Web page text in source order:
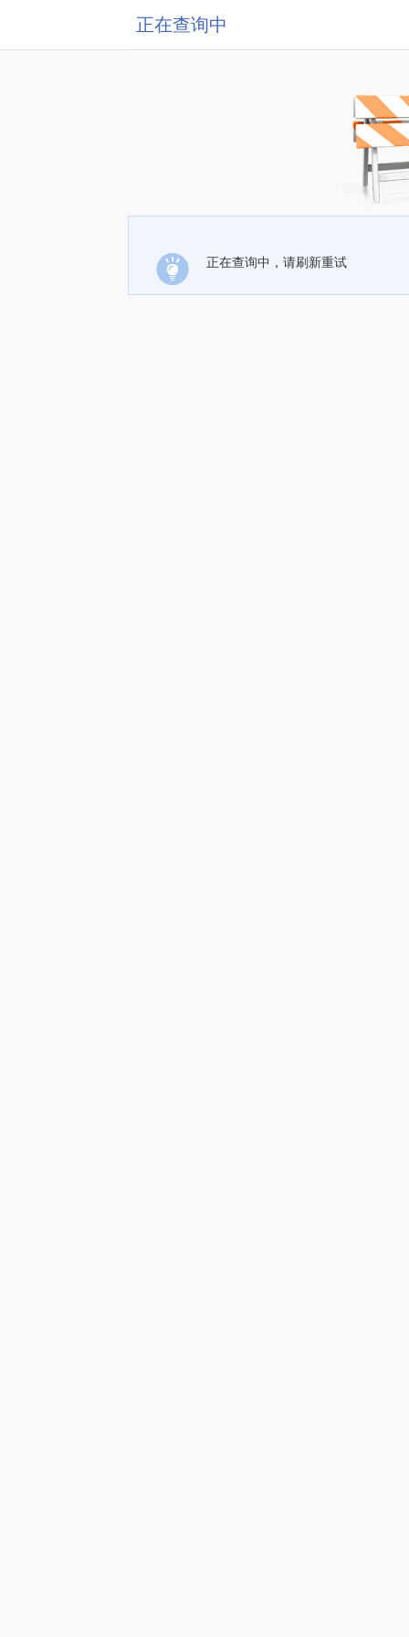
正在查询中
正在查询中，请刷新重试